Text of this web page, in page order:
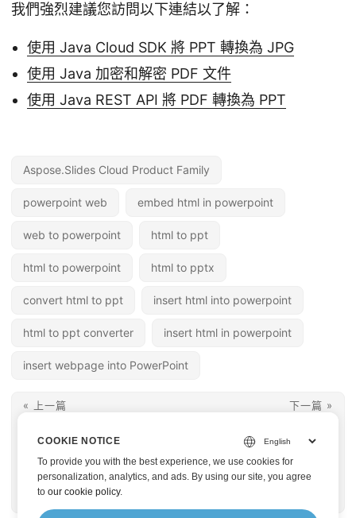
我們強烈建議您訪問以下連結以了解：
使用 Java Cloud SDK 將 PPT 轉換為 JPG
使用 Java 加密和解密 PDF 文件
使用 Java REST API 將 PDF 轉換為 PPT
Aspose.Slides Cloud Product Family
powerpoint web embed html in powerpoint
web to powerpoint html to ppt
html to powerpoint html to pptx
convert html to ppt insert html into powerpoint
html to ppt converter insert html in powerpoint
insert webpage into PowerPoint
« 上一篇
HTML
下一篇 »
PowerPoint (PPT) 簡
報，使用 Java REST
COOKIE NOTICE
To provide you with the best experience, we use cookies for
personalization, analytics, and ads. By using our site, you agree
toour cookie policy.